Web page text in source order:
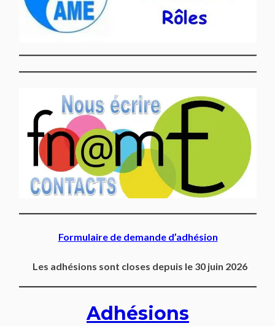
Formulaire de demande d’adhésion
Les adhésions sont closes depuis le 30 juin 2026
Adhésions